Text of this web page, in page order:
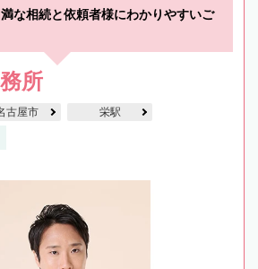
満な相続と依頼者様にわかりやすいご
所
古屋市 栄駅